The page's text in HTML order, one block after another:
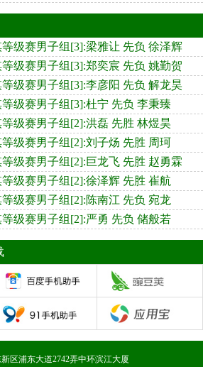
级赛男子组[3]:梁雅让 先负 徐泽辉
级赛男子组[3]:郑奕宸 先负 姚勤贺
级赛男子组[3]:李彦阳 先负 解龙昊
级赛男子组[3]:杜宁 先负 李秉臻
级赛男子组[2]:洪磊 先胜 林煜昊
级赛男子组[2]:刘子炀 先胜 周珂
级赛男子组[2]:巨龙飞 先胜 赵勇霖
级赛男子组[2]:徐泽辉 先胜 崔航
级赛男子组[2]:陈南江 先负 宛龙
级赛男子组[2]:严勇 先负 储般若
区浦东大道2742弄中环滨江大厦